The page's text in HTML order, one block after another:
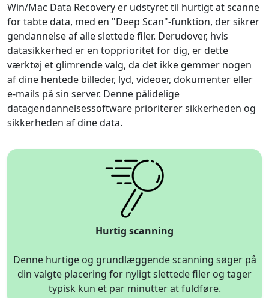
Win/Mac Data Recovery er udstyret til hurtigt at scanne
for tabte data, med en "Deep Scan"-funktion, der sikrer
gendannelse af alle slettede filer. Derudover, hvis
datasikkerhed er en topprioritet for dig, er dette
værktøj et glimrende valg, da det ikke gemmer nogen
af ​​dine hentede billeder, lyd, videoer, dokumenter eller
e-mails på sin server. Denne pålidelige
datagendannelsessoftware prioriterer sikkerheden og
sikkerheden af ​​dine data.
Hurtig scanning
Denne hurtige og grundlæggende scanning søger på
din valgte placering for nyligt slettede filer og tager
typisk kun et par minutter at fuldføre.